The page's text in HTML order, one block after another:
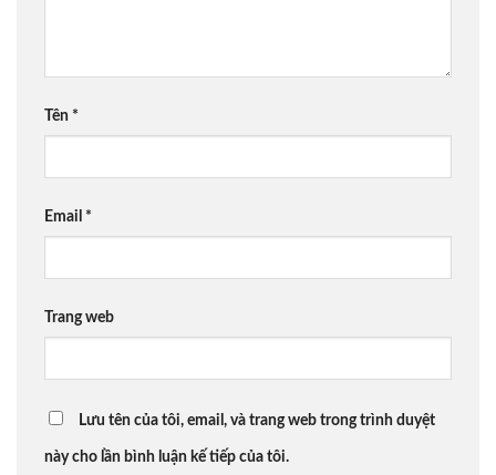
Tên *
Email *
Trang web
Lưu tên của tôi, email, và trang web trong trình duyệt
này cho lần bình luận kế tiếp của tôi.